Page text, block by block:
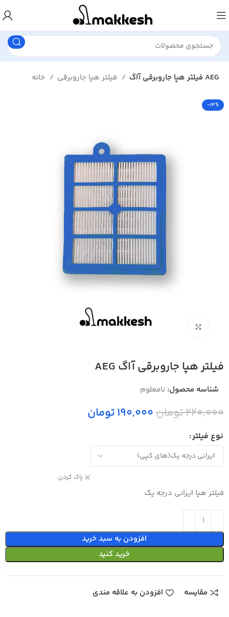
فیلتر هپا جاروبرقی آاگ AEG
-14%
بزرگنمایی تصویر
فیلتر هپا جاروبرقی آاگ AEG
شناسه محصول: نامعلوم
220,000 تومان 190,000 تومان
نوع فیلتر
پاک کردن
فیلتر هپا ایرانی درجه یک
افزودن به سبد خرید
خرید کنید
مقایسه افزودن به علاقه مندی